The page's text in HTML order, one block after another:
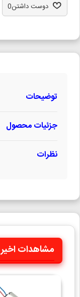
دوست داشتن0
توضیحات
جزئیات محصول
نظرات
مشاهدات اخیر